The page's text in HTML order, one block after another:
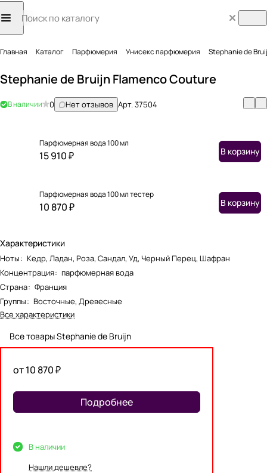
Главная Каталог Парфюмерия Унисекс парфюмерия Stephanie de
Stephanie de Bruijn Flamenco Couture
В наличии 0 Нет отзывов Арт.37504
Парфюмерная вода 100 мл
15 910 ₽ В корзину
Парфюмерная вода 100 мл тестер
10 870 ₽ В корзину
Характеристики
Ноты: Кедр, Ладан, Роза, Сандал, Уд, Черный Перец, Шафран
Концентрация: парфюмерная вода
Страна: Франция
Группы: Восточные, Древесные
Все характеристики
Все товары Stephanie de Bruijn
от 10 870 ₽
Подробнее
В наличии
Нашли дешевле?